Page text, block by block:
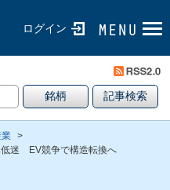
ログイン
業 >
低迷 EV競争で構造転換へ